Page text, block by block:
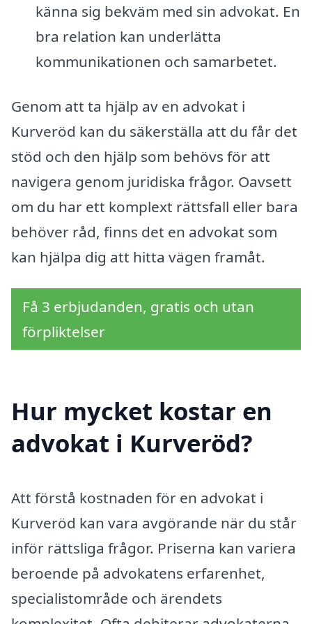
känna sig bekväm med sin advokat. En
bra relation kan underlätta
kommunikationen och samarbetet.
Genom att ta hjälp av en advokat i
Kurveröd kan du säkerställa att du får det
stöd och den hjälp som behövs för att
navigera genom juridiska frågor. Oavsett
om du har ett komplext rättsfall eller bara
behöver råd, finns det en advokat som
kan hjälpa dig att hitta vägen framåt.
Få 3 erbjudanden, gratis och utan
förpliktelser
Hur mycket kostar en
advokat i Kurveröd?
Att förstå kostnaden för en advokat i
Kurveröd kan vara avgörande när du står
inför rättsliga frågor. Priserna kan variera
beroende på advokatens erfarenhet,
specialistområde och ärendets